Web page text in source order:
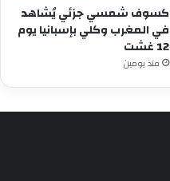
كسوف شمسي جزئي يُشاهد
في المغرب وكلي بإسبانيا يوم
12 غشت
منذ يومين